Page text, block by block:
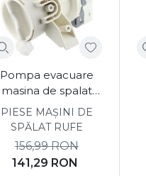
Pompa evacuare
masina de spalat
Candy 41019104
PIESE MAȘINI DE
SPĂLAT RUFE
141,29 RON
156,99RON